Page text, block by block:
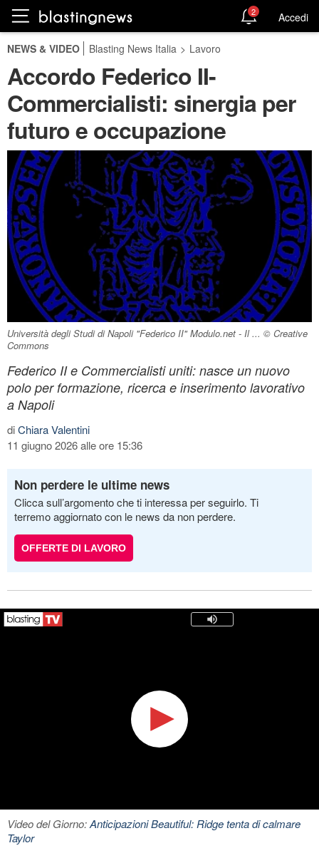
2 Accedi
NEWS & VIDEO Blasting News Italia > Lavoro
Accordo Federico II-
Commercialisti: sinergia per
futuro e occupazione
Università degli Studi di Napoli "Federico II" Modulo.net - Il ... © Creative
Commons
Federico II e Commercialisti uniti: nasce un nuovo
polo per formazione, ricerca e inserimento lavorativo
a Napoli
diChiara Valentini
11 giugno 2026 alle ore 15:36
Non perdere le ultime news
Clicca sull’argomento che ti interessa per seguirlo. Ti
terremo aggiornato con le news da non perdere.
OFFERTE DI LAVORO
Video del Giorno:Anticipazioni Beautiful: Ridge tenta di calmare
Taylor